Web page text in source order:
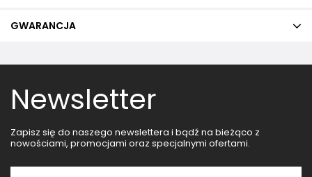
GWARANCJA
Newsletter
Zapisz się do naszego newslettera i bądź na bieżąco z
nowościami, promocjami oraz specjalnymi ofertami.